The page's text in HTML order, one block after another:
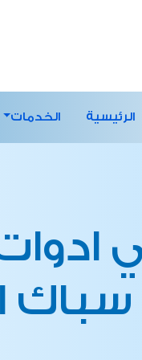
الرئيسية الخدمات